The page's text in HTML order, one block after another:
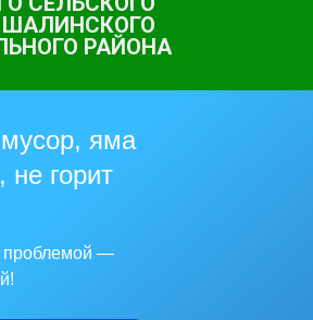
ШАЛИНСКОГО
РАЙОНА
яма
не горит
проблемой —